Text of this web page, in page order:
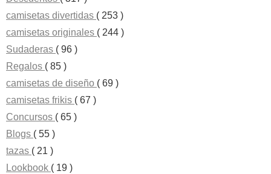
camisetas divertidas ( 253 )
camisetas originales ( 244 )
Sudaderas ( 96 )
Regalos ( 85 )
camisetas de diseño ( 69 )
camisetas frikis ( 67 )
Concursos ( 65 )
Blogs ( 55 )
tazas ( 21 )
Lookbook ( 19 )